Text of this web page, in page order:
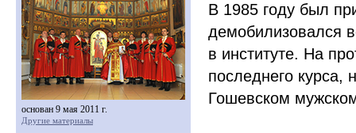
В 1985 году был
демобилизовался
в институте. На
последнего
Гошевском
основан 9 мая 2011 г.
Другие материалы